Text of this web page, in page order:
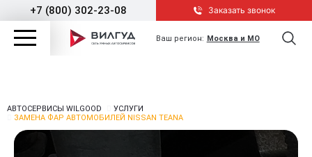
+7 (800) 302-23-08 Заказать звонок
Ваш регион: Москва и МО
АВТОСЕРВИСЫ WILGOOD
УСЛУГИ
ЗАМЕНА ФАР АВТОМОБИЛЕЙ NISSAN TEANA